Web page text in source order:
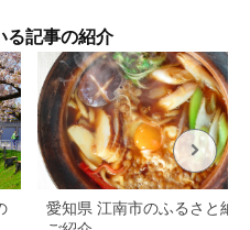
る記事の紹介
愛知県 江南市のふるさと納